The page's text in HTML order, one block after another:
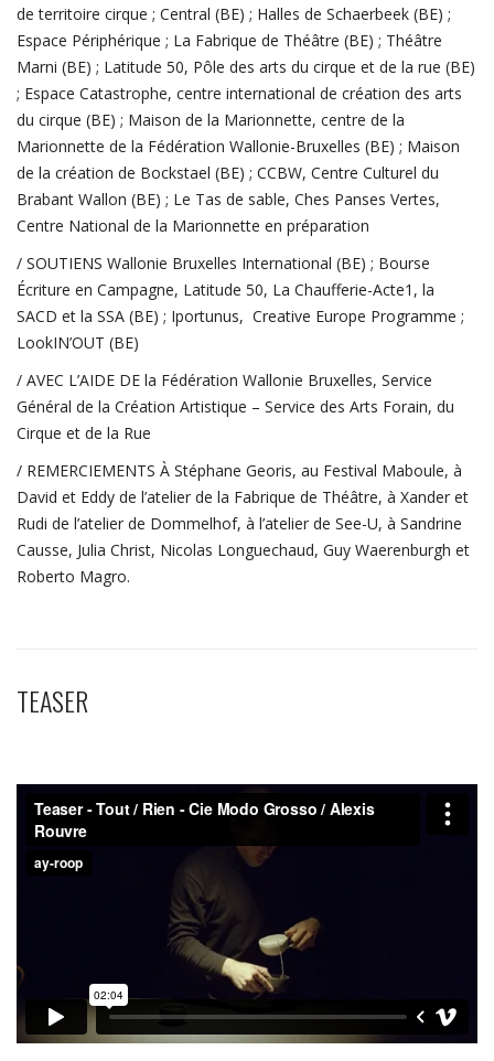
de territoire cirque ; Central (BE) ; Halles de Schaerbeek (BE) ;
Espace Périphérique ; La Fabrique de Théâtre (BE) ; Théâtre
Marni (BE) ; Latitude 50, Pôle des arts du cirque et de la rue (BE)
; Espace Catastrophe, centre international de création des arts
du cirque (BE) ; Maison de la Marionnette, centre de la
Marionnette de la Fédération Wallonie-Bruxelles (BE) ; Maison
de la création de Bockstael (BE) ; CCBW, Centre Culturel du
Brabant Wallon (BE) ; Le Tas de sable, Ches Panses Vertes,
Centre National de la Marionnette en préparation
/ SOUTIENS Wallonie Bruxelles International (BE) ; Bourse
Écriture en Campagne, Latitude 50, La Chaufferie-Acte1, la
SACD et la SSA (BE) ; Iportunus, Creative Europe Programme ;
LookIN’OUT (BE)
/ AVEC L’AIDE DE la Fédération Wallonie Bruxelles, Service
Général de la Création Artistique – Service des Arts Forain, du
Cirque et de la Rue
/ REMERCIEMENTS À Stéphane Georis, au Festival Maboule, à
David et Eddy de l’atelier de la Fabrique de Théâtre, à Xander et
Rudi de l’atelier de Dommelhof, à l’atelier de See-U, à Sandrine
Causse, Julia Christ, Nicolas Longuechaud, Guy Waerenburgh et
Roberto Magro.
TEASER